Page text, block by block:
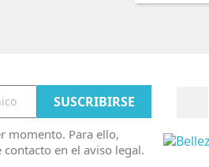
momento. Para ello,
en el aviso legal.